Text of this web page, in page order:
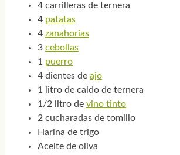
4 carrilleras de ternera
4 patatas
4 zanahorias
3 cebollas
1 puerro
4 dientes de ajo
1 litro de caldo de ternera
1/2 litro de vino tinto
2 cucharadas de tomillo
Harina de trigo
Aceite de oliva